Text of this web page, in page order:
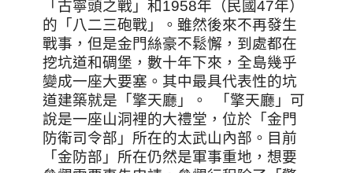
「古寧頭之戰」和1958年（民國47年）
的「八二三砲戰」。雖然後來不再發生
戰事，但是金門絲豪不鬆懈，到處都在
挖坑道和碉堡，數十年下來，全島幾乎
變成一座大要塞。其中最具代表性的坑
道建築就是「擎天廳」。 「擎天廳」可
說是一座山洞裡的大禮堂，位於「金門
防衛司令部」所在的太武山內部。目前
「金防部」所在仍然是軍事重地，想要